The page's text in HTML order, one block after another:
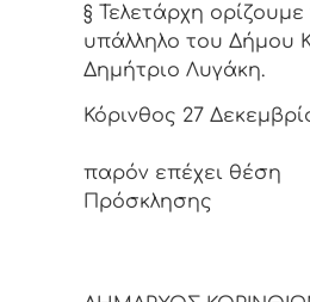
§ Τελετάρχη ορίζουμε
υπάλληλο του Δήμου
Δημήτριο Λυγάκη.
Κόρινθος 27
παρόν επέχει θέση
Πρόσκλησης